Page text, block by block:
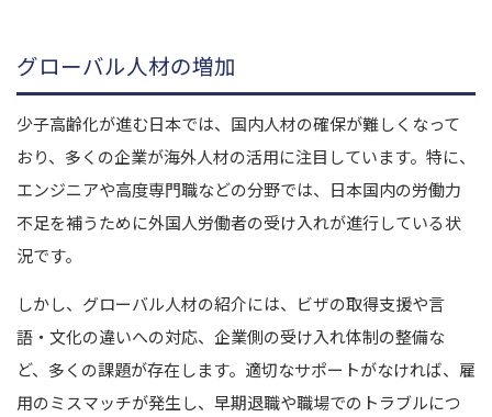
グローバル人材の増加
少子高齢化が進む日本では、国内人材の確保が難しくなって
おり、多くの企業が海外人材の活用に注目しています。特に、
エンジニアや高度専門職などの分野では、日本国内の労働力
不足を補うために外国人労働者の受け入れが進行している状
況です。
しかし、グローバル人材の紹介には、ビザの取得支援や言
語・文化の違いへの対応、企業側の受け入れ体制の整備な
ど、多くの課題が存在します。適切なサポートがなければ、雇
用のミスマッチが発生し、早期退職や職場でのトラブルにつ